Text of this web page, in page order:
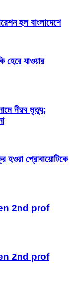
হল বাংলাদেশে
হেরে যাওয়ার
নীরব মৃত্যু;
হওয়া প্রোবায়োটিকে
2nd prof
2nd prof